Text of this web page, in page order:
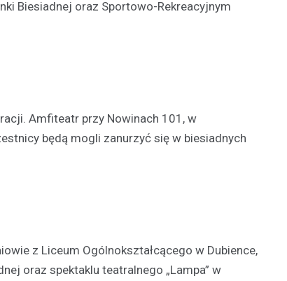
Biesiadnej oraz Sportowo-Rekreacyjnym
Amfiteatr przy Nowinach 101, w
będą mogli zanurzyć się w biesiadnych
z Liceum Ogólnokształcącego w Dubience,
oraz spektaklu teatralnego „Lampa” w
internetu
8 maja 2026